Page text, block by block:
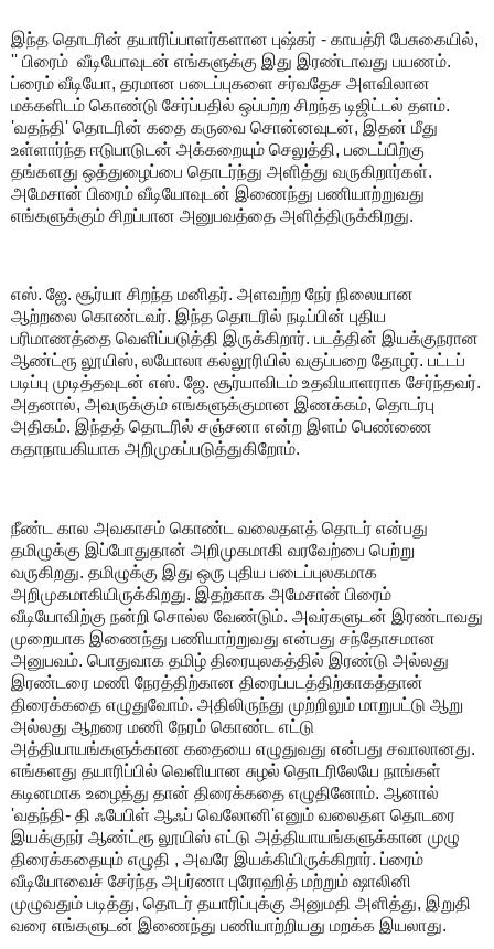
இந்த தொடரின் தயாரிப்பாளர்களான புஷ்கர் - காயத்ரி பேசுகையில்,
'' பிரைம் வீடியோவுடன் எங்களுக்கு இது இரண்டாவது பயணம்.
ப்ரைம் வீடியோ, தரமான படைப்புகளை சர்வதேச அளவிலான
மக்களிடம் கொண்டு சேர்ப்பதில் ஒப்பற்ற சிறந்த டிஜிட்டல் தளம்.
'வதந்தி' தொடரின் கதை கருவை சொன்னவுடன், இதன் மீது
உள்ளார்ந்த ஈடுபாடுடன் அக்கறையும் செலுத்தி, படைப்பிற்கு
தங்களது ஒத்துழைப்பை தொடர்ந்து அளித்து வருகிறார்கள்.
அமேசான் பிரைம் வீடியோவுடன் இணைந்து பணியாற்றுவது
எங்களுக்கும் சிறப்பான அனுபவத்தை அளித்திருக்கிறது.
எஸ். ஜே. சூர்யா சிறந்த மனிதர். அளவற்ற நேர் நிலையான
ஆற்றலை கொண்டவர். இந்த தொடரில் நடிப்பின் புதிய
பரிமாணத்தை வெளிப்படுத்தி இருக்கிறார். படத்தின் இயக்குநரான
ஆண்ட்ரூ லூயிஸ், லயோலா கல்லூரியில் வகுப்பறை தோழர். பட்டப்
படிப்பு முடித்தவுடன் எஸ். ஜே. சூர்யாவிடம் உதவியாளராக சேர்ந்தவர்.
அதனால், அவருக்கும் எங்களுக்குமான இணக்கம், தொடர்பு
அதிகம். இந்தத் தொடரில் சஞ்சனா என்ற இளம் பெண்ணை
கதாநாயகியாக அறிமுகப்படுத்துகிறோம்.
நீண்ட கால அவகாசம் கொண்ட வலைதளத் தொடர் என்பது
தமிழுக்கு இப்போதுதான் அறிமுகமாகி வரவேற்பை பெற்று
வருகிறது. தமிழுக்கு இது ஒரு புதிய படைப்புலகமாக
அறிமுகமாகியிருக்கிறது. இதற்காக அமேசான் பிரைம்
வீடியோவிற்கு நன்றி சொல்ல வேண்டும். அவர்களுடன் இரண்டாவது
முறையாக இணைந்து பணியாற்றுவது என்பது சந்தோசமான
அனுபவம். பொதுவாக தமிழ் திரையுலகத்தில் இரண்டு அல்லது
இரண்டரை மணி நேரத்திற்கான திரைப்படத்திற்காகத்தான்
திரைக்கதை எழுதுவோம். அதிலிருந்து முற்றிலும் மாறுபட்டு ஆறு
அல்லது ஆறரை மணி நேரம் கொண்ட எட்டு
அத்தியாயங்களுக்கான கதையை எழுதுவது என்பது சவாலானது.
எங்களது தயாரிப்பில் வெளியான சுழல் தொடரிலேயே நாங்கள்
கடினமாக உழைத்து தான் திரைக்கதை எழுதினோம். ஆனால்
'வதந்தி- தி ஃபேபிள் ஆஃப் வெலோனி'எனும் வலைதள தொடரை
இயக்குநர் ஆண்ட்ரூ லூயிஸ் எட்டு அத்தியாயங்களுக்கான முழு
திரைக்கதையும் எழுதி , அவரே இயக்கியிருக்கிறார். ப்ரைம்
வீடியோவைச் சேர்ந்த அபர்ணா புரோஹித் மற்றும் ஷாலினி
முழுவதும் படித்து, தொடர் தயாரிப்புக்கு அனுமதி அளித்து, இறுதி
வரை எங்களுடன் இணைந்து பணியாற்றியது மறக்க இயலாது.